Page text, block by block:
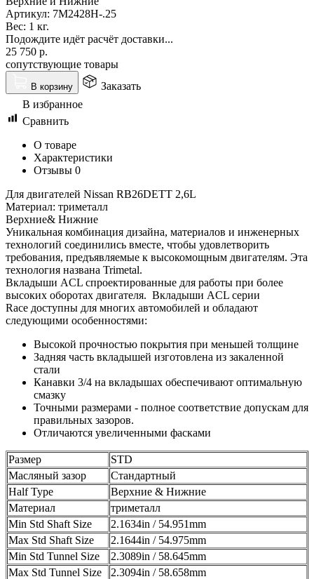
Артикул: 7M2428H-.25
Вес: 1 кг.
Подождите идёт расчёт доставки...
25 750 р.
сопутствующие товары
В корзину
Заказать
В избранное
Сравнить
О товаре
Характеристики
Отзывы 0
Для двигателей Nissan RB26DETT 2,6L
Материал: триметалл
Верхние& Нижние
Уникальная комбинация дизайна, материалов и инженерных
технологий соединились вместе, чтобы удовлетворить
требования, предъявляемые к высокомощным двигателям. Эта
технология названа Trimetal.
Вкладыши ACL спроектированные для работы при более
высоких оборотах двигателя. Вкладыши ACL серии
Race доступны для многих автомобилей и обладают
следующими особенностями:
Высокой прочностью покрытия при меньшей толщине
Задняя часть вкладышей изготовлена из закаленной
стали
Канавки 3/4 на вкладышах обеспечивают оптимальную
смазку
Точными размерами - полное соответствие допускам для
правильных зазоров.
Отличаются увеличенными фасками
Размер
STD
Масляный зазор
Стандартный
Half Type
Верхние & Нижние
Материал
триметалл
Min Std Shaft Size
2.1634in / 54.951mm
Max Std Shaft Size
2.1644in / 54.975mm
Min Std Tunnel Size
2.3089in / 58.645mm
Max Std Tunnel Size
2.3094in / 58.658mm